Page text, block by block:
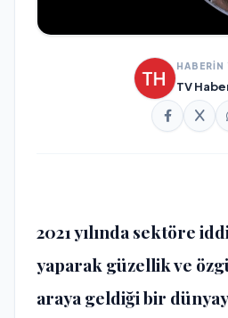
HABERİN
TV
2021 yılında sektöre
yaparak güzellik ve
araya geldiği bir